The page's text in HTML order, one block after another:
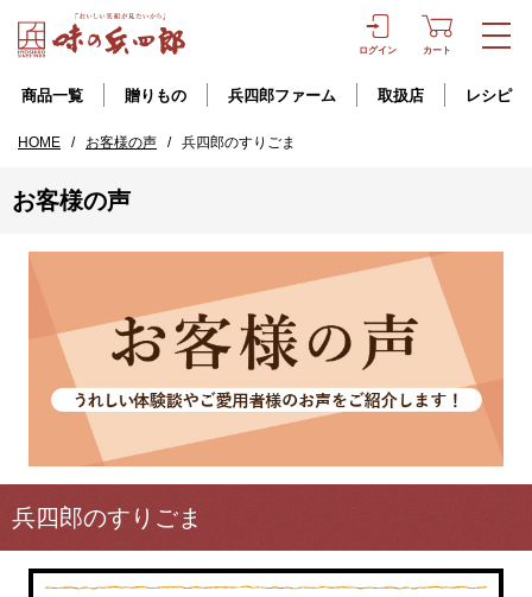
ログイン カート
商品一覧 贈りもの 兵四郎ファーム 取扱店 レシピ
HOME / お客様の声 / 兵四郎のすりごま
お客様の声
兵四郎のすりごま